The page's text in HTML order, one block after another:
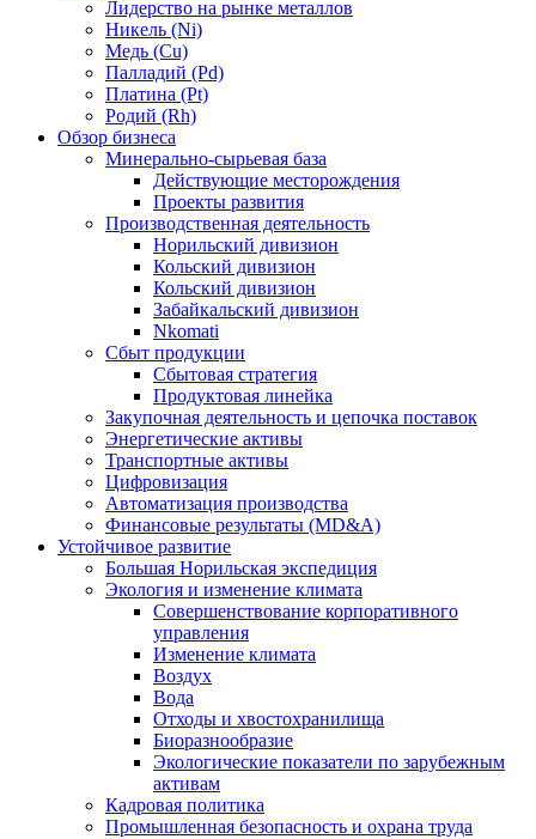
Лидерство на рынке металлов
Никель (Ni)
Медь (Cu)
Палладий (Pd)
Платина (Pt)
Родий (Rh)
Обзор бизнеса
Минерально-сырьевая база
Действующие месторождения
Проекты развития
Производственная деятельность
Норильский дивизион
Кольский дивизион
Кольский дивизион
Забайкальский дивизион
Nkomati
Сбыт продукции
Сбытовая стратегия
Продуктовая линейка
Закупочная деятельность и цепочка поставок
Энергетические активы
Транспортные активы
Цифровизация
Автоматизация производства
Финансовые результаты (MD&A)
Устойчивое развитие
Большая Норильская экспедиция
Экология и изменение климата
Совершенствование корпоративного
управления
Изменение климата
Воздух
Вода
Отходы и хвостохранилища
Биоразнообразие
Экологические показатели по зарубежным
активам
Кадровая политика
Промышленная безопасность и охрана труда